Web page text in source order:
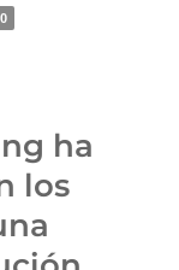
0
ha
los